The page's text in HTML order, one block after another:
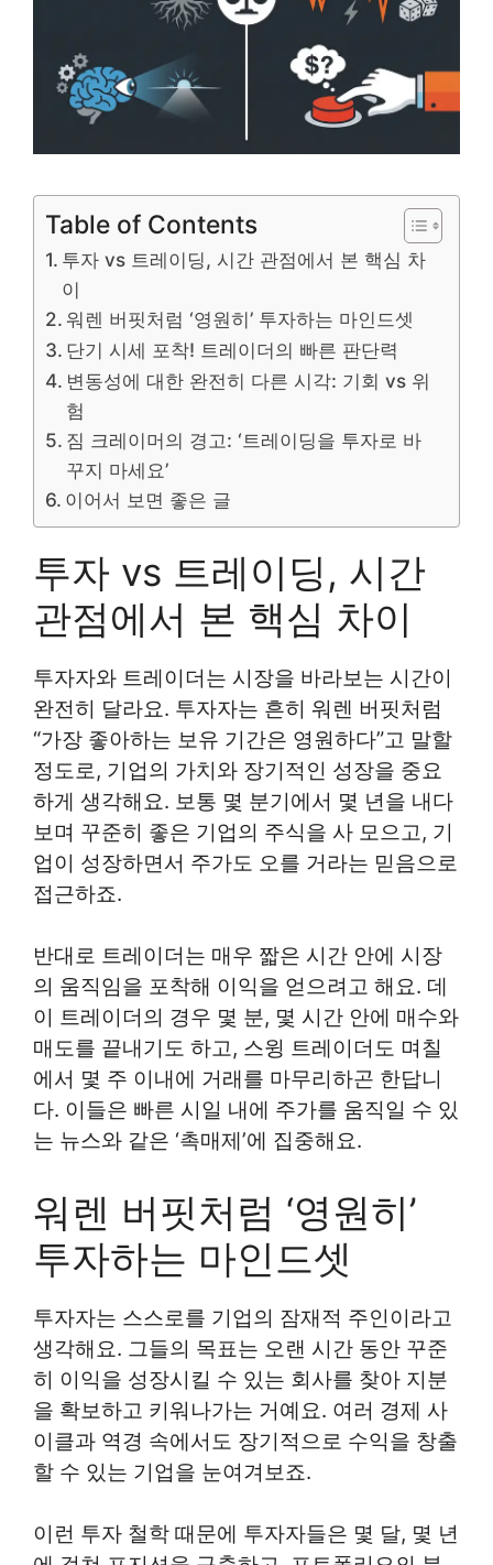
Table of Contents
투자 vs 트레이딩, 시간 관점에서 본 핵심 차
이
워렌 버핏처럼 ‘영원히’ 투자하는 마인드셋
단기 시세 포착! 트레이더의 빠른 판단력
변동성에 대한 완전히 다른 시각: 기회 vs 위
험
짐 크레이머의 경고: ‘트레이딩을 투자로 바
꾸지 마세요’
이어서 보면 좋은 글
투자 vs 트레이딩, 시간
관점에서 본 핵심 차이
투자자와 트레이더는 시장을 바라보는 시간이
완전히 달라요. 투자자는 흔히 워렌 버핏처럼
“가장 좋아하는 보유 기간은 영원하다”고 말할
정도로, 기업의 가치와 장기적인 성장을 중요
하게 생각해요. 보통 몇 분기에서 몇 년을 내다
보며 꾸준히 좋은 기업의 주식을 사 모으고, 기
업이 성장하면서 주가도 오를 거라는 믿음으로
접근하죠.
반대로 트레이더는 매우 짧은 시간 안에 시장
의 움직임을 포착해 이익을 얻으려고 해요. 데
이 트레이더의 경우 몇 분, 몇 시간 안에 매수와
매도를 끝내기도 하고, 스윙 트레이더도 며칠
에서 몇 주 이내에 거래를 마무리하곤 한답니
다. 이들은 빠른 시일 내에 주가를 움직일 수 있
는 뉴스와 같은 ‘촉매제’에 집중해요.
워렌 버핏처럼 ‘영원히’
투자하는 마인드셋
투자자는 스스로를 기업의 잠재적 주인이라고
생각해요. 그들의 목표는 오랜 시간 동안 꾸준
히 이익을 성장시킬 수 있는 회사를 찾아 지분
을 확보하고 키워나가는 거예요. 여러 경제 사
이클과 역경 속에서도 장기적으로 수익을 창출
할 수 있는 기업을 눈여겨보죠.
이런 투자 철학 때문에 투자자들은 몇 달, 몇 년